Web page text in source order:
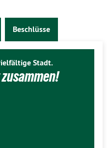
Beschlüsse
Stadt.